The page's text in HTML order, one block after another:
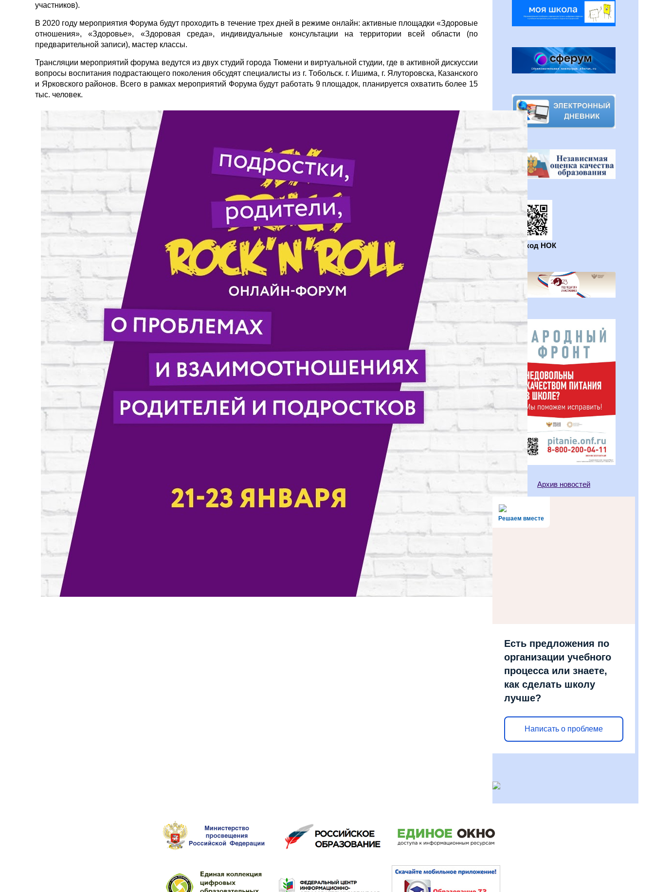
QR-код НОК
Архив новостей
Решаем вместе
Есть предложения по
организации учебного
процесса или знаете,
как сделать школу
лучше?
Написать о проблеме
участников).
В 2020 году мероприятия Форума будут проходить в течение трех дней в режиме онлайн: активные площадки «Здоровые
отношения», «Здоровье», «Здоровая среда», индивидуальные консультации на территории всей области (по
предварительной записи), мастер классы.
Трансляции мероприятий форума ведутся из двух студий города Тюмени и виртуальной студии, где в активной дискуссии
вопросы воспитания подрастающего поколения обсудят специалисты из г. Тобольск. г. Ишима, г. Ялуторовска, Казанского
и Ярковского районов. Всего в рамках мероприятий Форума будут работать 9 площадок, планируется охватить более 15
тыс. человек.